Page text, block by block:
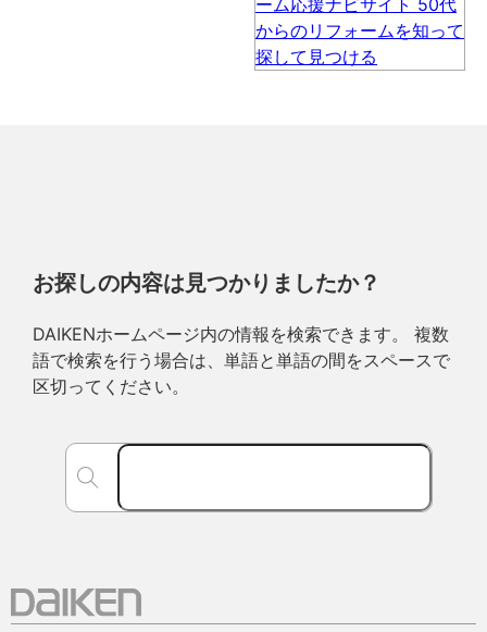
お探しの内容は見つかりましたか？
DAIKENホームページ内の情報を検索できます。 複数
語で検索を行う場合は、単語と単語の間をスペースで
区切ってください。